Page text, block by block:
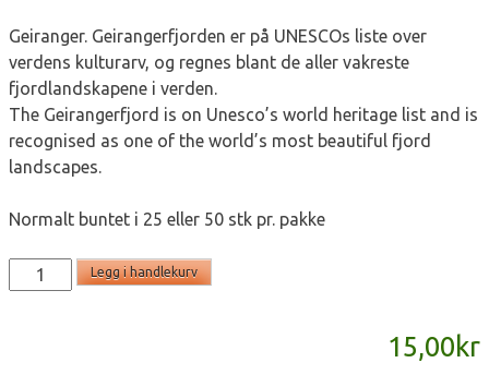
Geiranger. Geirangerfjorden er på UNESCOs liste over
verdens kulturarv, og regnes blant de aller vakreste
fjordlandskapene i verden.
The Geirangerfjord is on Unesco’s world heritage list and is
recognised as one of the world’s most beautiful fjord
landscapes.
Normalt buntet i 25 eller 50 stk pr. pakke
SD837
-
Legg i handlekurv
15,00kr